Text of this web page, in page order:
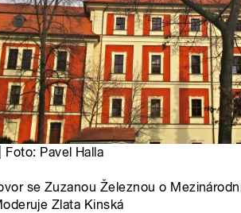
Pavel Halla
se Zuzanou Železnou o
Zlata Kinská